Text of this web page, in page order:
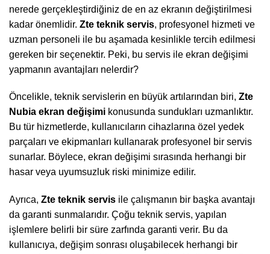
nerede gerçekleştirdiğiniz de en az ekranın değiştirilmesi
kadar önemlidir. Zte teknik servis, profesyonel hizmeti ve
uzman personeli ile bu aşamada kesinlikle tercih edilmesi
gereken bir seçenektir. Peki, bu servis ile ekran değişimi
yapmanın avantajları nelerdir?
Öncelikle, teknik servislerin en büyük artılarından biri, Zte
Nubia ekran değişimi konusunda sundukları uzmanlıktır.
Bu tür hizmetlerde, kullanıcıların cihazlarına özel yedek
parçaları ve ekipmanları kullanarak profesyonel bir servis
sunarlar. Böylece, ekran değişimi sırasında herhangi bir
hasar veya uyumsuzluk riski minimize edilir.
Ayrıca, Zte teknik servis ile çalışmanın bir başka avantajı
da garanti sunmalarıdır. Çoğu teknik servis, yapılan
işlemlere belirli bir süre zarfında garanti verir. Bu da
kullanıcıya, değişim sonrası oluşabilecek herhangi bir